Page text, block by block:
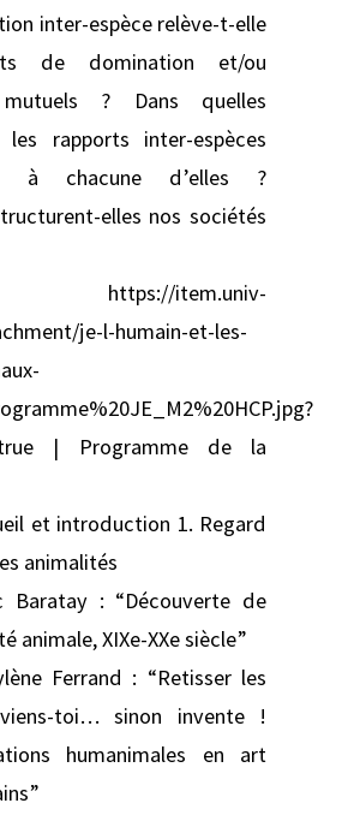
inter-espèce relève-t-elle
de domination et/ou
mutuels ? Dans quelles
les rapports inter-espèces
à chacune d’elles ?
elles nos sociétés
item.univ-
je-l-humain-et-les-
| Programme de la
et introduction 1. Regard
animalités
Baratay : “Découverte de
animale, XIXe-XXe siècle”
Ferrand : “Retisser les
toi… sinon invente !
humanimales en art